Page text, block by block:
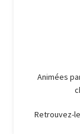
Animées
Retrouvez-